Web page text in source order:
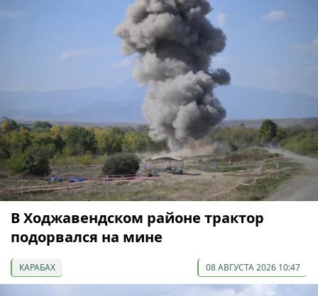
В Ходжавендском районе трактор
подорвался на мине
КАРАБАХ 08 АВГУСТА 2026 10:47